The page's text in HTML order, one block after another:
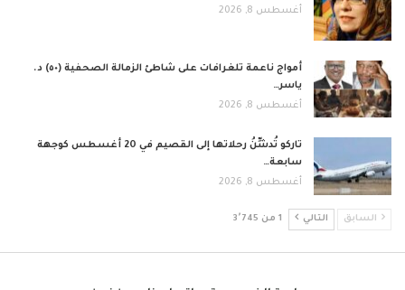
أغسطس 8, 2026
أمواج ناعمة تلغرافات على شاطئ الزمالة الصحفية (٥٠) د.
ياسر…
أغسطس 8, 2026
تاركو تُدشِّنُ رحلاتها إلى القصيم في 20 أغسطس كوجهة
سابعة…
أغسطس 8, 2026
السابق التالي 1 من 3٬745